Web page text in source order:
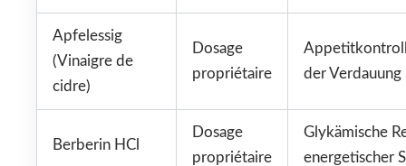
Apfelessig
(Vinaigre de
cidre)
Dosage
propriétaire
der Verdauung
Berberin HCl
Dosage
propriétaire
Glykämische
energetischer